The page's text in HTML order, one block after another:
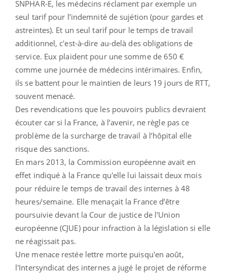
SNPHAR-E, les médecins réclament par exemple un
seul tarif pour l’indemnité de sujétion (pour gardes et
astreintes). Et un seul tarif pour le temps de travail
additionnel, c'est-à-dire au-delà des obligations de
service. Eux plaident pour une somme de 650 €
comme une journée de médecins intérimaires. Enfin,
ils se battent pour le maintien de leurs 19 jours de RTT,
souvent menacé.
Des revendications que les pouvoirs publics devraient
écouter car si la France, à l’avenir, ne règle pas ce
problème de la surcharge de travail à l’hôpital elle
risque des sanctions.
En mars 2013, la Commission européenne avait en
effet indiqué à la France qu'elle lui laissait deux mois
pour réduire le temps de travail des internes à 48
heures/semaine. Elle menaçait la France d’être
poursuivie devant la Cour de justice de l'Union
européenne (CJUE) pour infraction à la législation si elle
ne réagissait pas.
Une menace restée lettre morte puisqu'en août,
l'Intersyndicat des internes a jugé le projet de réforme